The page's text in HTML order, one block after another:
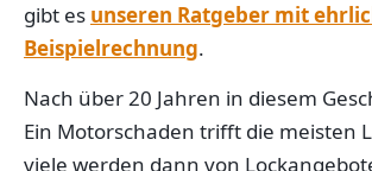
gibt es unseren Ratgeber mit
Beispielrechnung.
Nach über 20 Jahren in diesem
Ein Motorschaden trifft die meisten
viele werden dann von